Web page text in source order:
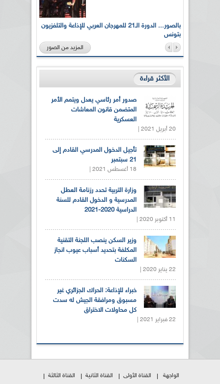
بالصور... الدورة الـ21 للمهرجان العربي للإذاعة والتلفزيون
بتونس
المزيد من الصور
الأكثر قراءة
صدور أمر رئاسي يعدل ويتمم الأمر
المتضمن قانون المعاشات
العسكرية
20 أبريل 2021 |
تأجيل الدخول المدرسي القادم إلى
21 سبتمبر
18 أغسطس 2021 |
وزارة التربية تحدد رزنامة العطل
المدرسية و الدخول القادم للسنة
الدراسية 2020-2021
11 أكتوبر 2020 |
وزير السكن ينصب اللجنة التقنية
المكلفة بتحديد أسباب عيوب انجاز
السكنات
22 يناير 2020 |
خبراء للإذاعة: الحراك الجزائري غير
مسبوق ومرافقة الجيش له سدت
كل محاولات الاختراق
22 فبراير 2021 |
الواجهة القناة الأولى القناة الثانية
القناة الثالثة